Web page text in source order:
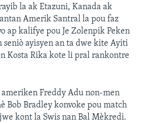
la ak Etazuni, Kanada ak
Amerik Santral la pou faz
ap kalifye pou Je Zolenpik Peken
seniò ayisyen an ta dwe kite Ayiti
Kosta Rika kote li pral rankontre
ameriken Freddy Adu non-men
Bob Bradley konvoke pou match
kont la Swis nan Bal Mèkredi.